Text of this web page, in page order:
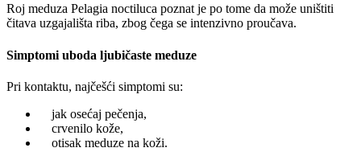
Roj meduza Pelagia noctiluca poznat je po tome da može uništiti
čitava uzgajališta riba, zbog čega se intenzivno proučava.
Simptomi uboda ljubičaste meduze
Pri kontaktu, najčešći simptomi su:
jak osećaj pečenja,
crvenilo kože,
otisak meduze na koži.